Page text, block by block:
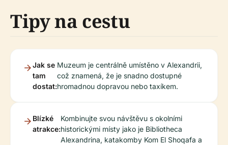
Tipy na cestu
Jak se
tam
dostat:
Muzeum je centrálně umístěno v Alexandrii,
což znamená, že je snadno dostupné
hromadnou dopravou nebo taxíkem.
Blízké
atrakce:
Kombinujte svou návštěvu s okolními
historickými místy jako je Bibliotheca
Alexandrina, katakomby Kom El Shoqafa a